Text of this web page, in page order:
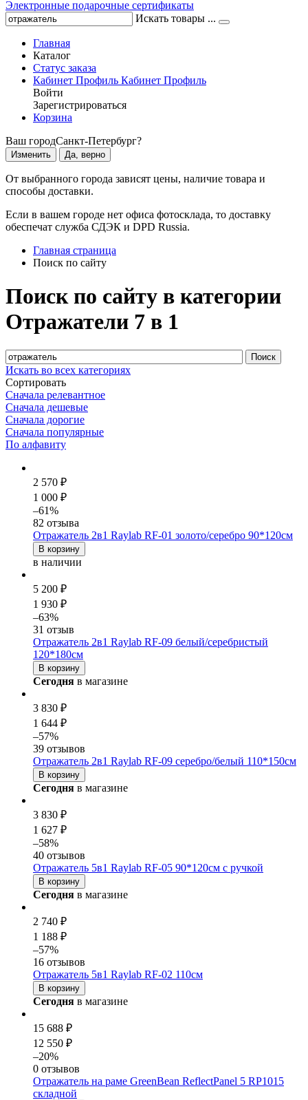
Электронные подарочные сертификаты
Искать товары ...
Главная
Каталог
Статус заказа
Кабинет Профиль Кабинет Профиль
Войти
Зарегистрироваться
Корзина
Ваш городСанкт-Петербург?
Изменить Да, верно
От выбранного города зависят цены, наличие товара и
способы доставки.
Если в вашем городе нет офиса фотосклада, то доставку
обеспечат служба СДЭК и DPD Russia.
Главная страница
Поиск по сайту
Поиск по сайту в категории
Отражатели 7 в 1
Искать во всех категориях
Сортировать
Сначала релевантное
Сначала дешевые
Сначала дорогие
Сначала популярные
По алфавиту
2 570 ₽
1 000 ₽
–61%
82 отзыва
Отражатель 2в1 Raylab RF-01 золото/серебро 90*120см
В корзину
в наличии
5 200 ₽
1 930 ₽
–63%
31 отзыв
Отражатель 2в1 Raylab RF-09 белый/серебристый
120*180см
В корзину
Сегодня в магазине
3 830 ₽
1 644 ₽
–57%
39 отзывов
Отражатель 2в1 Raylab RF-09 серебро/белый 110*150см
В корзину
Сегодня в магазине
3 830 ₽
1 627 ₽
–58%
40 отзывов
Отражатель 5в1 Raylab RF-05 90*120см с ручкой
В корзину
Сегодня в магазине
2 740 ₽
1 188 ₽
–57%
16 отзывов
Отражатель 5в1 Raylab RF-02 110см
В корзину
Сегодня в магазине
15 688 ₽
12 550 ₽
–20%
0 отзывов
Отражатель на раме GreenBean ReflectPanel 5 RP1015
складной